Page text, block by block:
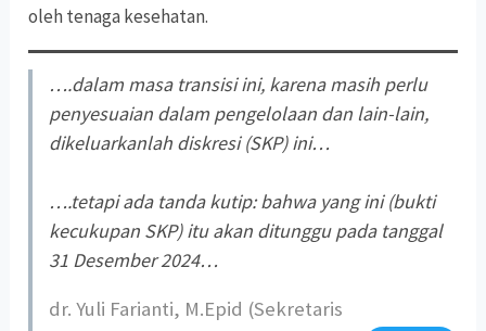
oleh tenaga kesehatan.
….dalam masa transisi ini, karena masih perlu
penyesuaian dalam pengelolaan dan lain-lain,
dikeluarkanlah diskresi (SKP) ini…
….tetapi ada tanda kutip: bahwa yang ini (bukti
kecukupan SKP) itu akan ditunggu pada tanggal
31 Desember 2024…
dr. Yuli Farianti, M.Epid (Sekretaris